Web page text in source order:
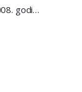
Opel Movano 2.5 CDTI 2008. godište